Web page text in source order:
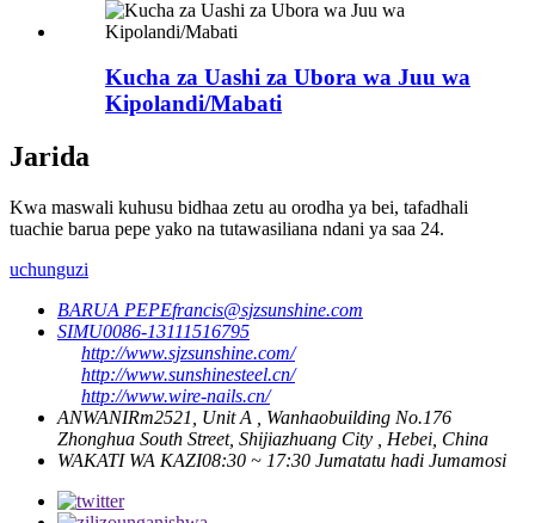
Kucha za Uashi za Ubora wa Juu wa
Kipolandi/Mabati
Jarida
Kwa maswali kuhusu bidhaa zetu au orodha ya bei, tafadhali
tuachie barua pepe yako na tutawasiliana ndani ya saa 24.
uchunguzi
BARUA PEPEfrancis@sjzsunshine.com
SIMU0086-13111516795
http://www.sjzsunshine.com/
http://www.sunshinesteel.cn/
http://www.wire-nails.cn/
ANWANIRm2521, Unit A , Wanhaobuilding No.176
Zhonghua South Street, Shijiazhuang City , Hebei, China
WAKATI WA KAZI08:30 ~ 17:30 Jumatatu hadi Jumamosi